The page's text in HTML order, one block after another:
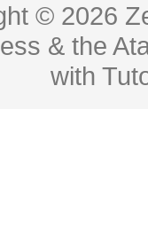
© 2026
& the
with